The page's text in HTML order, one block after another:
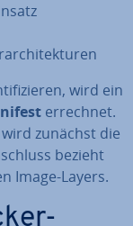
wird ein
errechnet.
zunächst die
bezieht
Image-Layers.